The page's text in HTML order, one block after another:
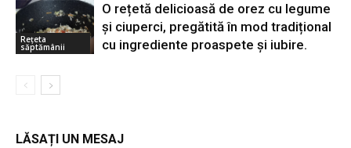
Rețeta
săptămânii
O rețetă delicioasă de orez cu legume
și ciuperci, pregătită în mod tradițional
cu ingrediente proaspete și iubire.
LĂSAȚI UN MESAJ